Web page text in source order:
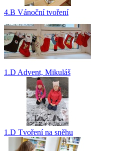
4.B Vánoční tvoření
1.D Advent, Mikuláš
1.D Tvoření na sněhu